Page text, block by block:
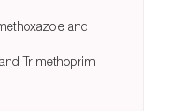
and
Trimethoprim